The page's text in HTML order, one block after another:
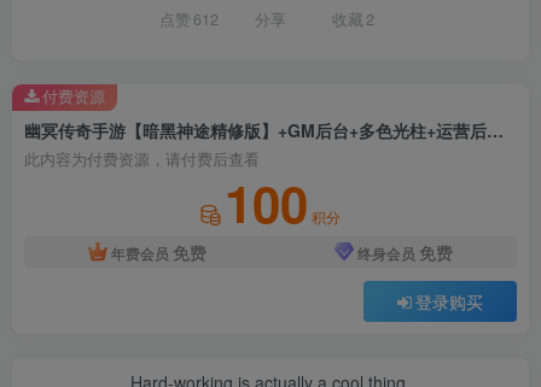
点赞 612 分享 收藏 2
幽冥传奇手游【暗黑神途精修版】+GM后台+多色光柱+运营后台+安卓苹果双端+Win手工端
此内容为付费资源，请付费后查看
100 积分
年费会员 免费 终身会员 免费
登录购买
付费资源
Hard-working is actually a cool thing.